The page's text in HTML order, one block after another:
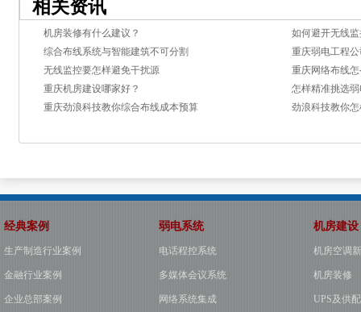
相关资讯
机房装修有什么建议？
如何避开无线
综合布线系统与智能建筑不可分割
重庆弱电工程
无线监控要怎样避免干扰源
重庆网络布线
重庆机房建设哪家好？
怎样精准挑选
重庆劲浪科技教你综合布线成本预算
劲浪科技教你
经典案例
生产制造行业案例
金融行业案例
企业总部案例
弱电系统
电话程控系统
多媒体会议系统
网络系统集成
机房建设
机房空调
机房装修
UPS及供